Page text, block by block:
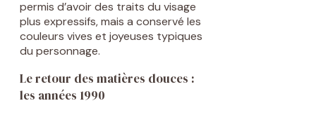
permis d’avoir des traits du visage
plus expressifs, mais a conservé les
couleurs vives et joyeuses typiques
du personnage.
Le retour des matières douces :
les années 1990